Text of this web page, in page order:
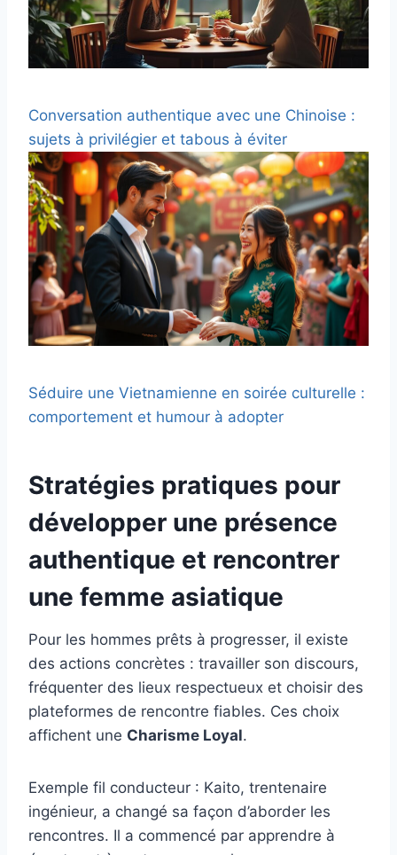
Conversation authentique avec une Chinoise :
sujets à privilégier et tabous à éviter
Séduire une Vietnamienne en soirée culturelle :
comportement et humour à adopter
Stratégies pratiques pour
développer une présence
authentique et rencontrer
une femme asiatique
Pour les hommes prêts à progresser, il existe
des actions concrètes : travailler son discours,
fréquenter des lieux respectueux et choisir des
plateformes de rencontre fiables. Ces choix
affichent une Charisme Loyal.
Exemple fil conducteur : Kaito, trentenaire
ingénieur, a changé sa façon d’aborder les
rencontres. Il a commencé par apprendre à